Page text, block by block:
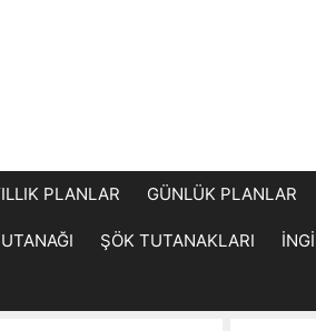
PLANLAR GÜNLÜK PLANLAR
ŞÖK TUTANAKLARI